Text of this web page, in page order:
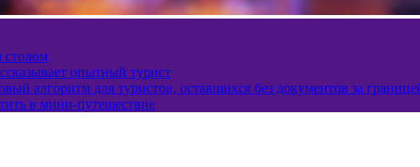
столом
опытный турист
алгоритм для туристов, оставшихся без документов за
в мини-путешествие